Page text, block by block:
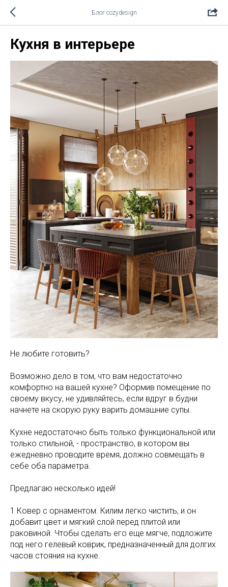
Блог cozydesign
Кухня в интерьере
Не любите готовить?
Возможно дело в том, что вам недостаточно
комфортно на вашей кухне? Оформив помещение по
своему вкусу, не удивляйтесь, если вдруг в будни
начнете на скорую руку варить домашние супы.
Кухне недостаточно быть только функциональной или
только стильной, - пространство, в котором вы
ежедневно проводите время, должно совмещать в
себе оба параметра.
Предлагаю несколько идей!
1 Ковер с орнаментом. Килим легко чистить, и он
добавит цвет и мягкий слой перед плитой или
раковиной. Чтобы сделать его еще мягче, подложите
под него гелевый коврик, предназначенный для долгих
часов стояния на кухне.